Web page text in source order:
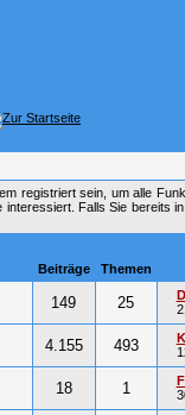
registriert sein, um alle
Falls Sie bereits
Beiträge Themen
149 25
4.155 493
18 1